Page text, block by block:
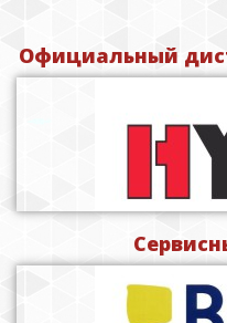
Официальный